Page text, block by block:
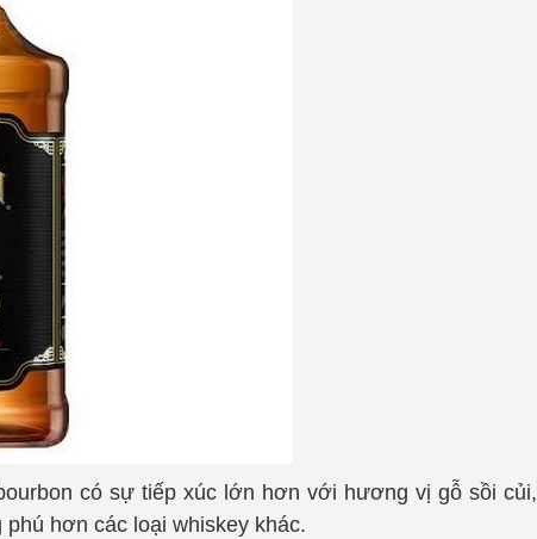
có sự tiếp xúc lớn hơn với hương vị gỗ sồi củi,
hơn các loại whiskey khác.